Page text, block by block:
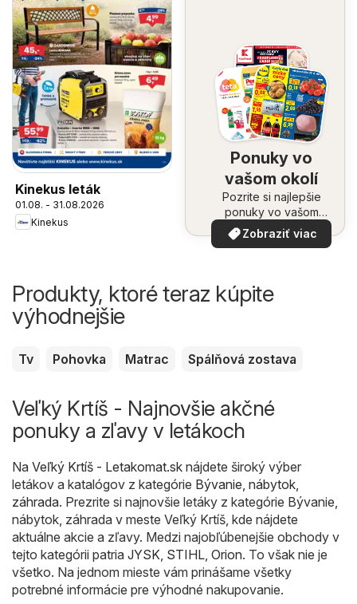
Kinekus leták
01.08. - 31.08.2026
Kinekus
Ponuky vo
vašom okolí
Pozrite si najlepšie
ponuky vo vašom
okolí
Zobraziť viac
Produkty, ktoré teraz kúpite
výhodnejšie
Tv Pohovka Matrac Spálňová zostava
Veľký Krtíš - Najnovšie akčné
ponuky a zľavy v letákoch
Na Veľký Krtíš - Letakomat.sk nájdete široký výber
letákov a katalógov z kategórie Bývanie, nábytok,
záhrada. Prezrite si najnovšie letáky z kategórie Bývanie,
nábytok, záhrada v meste Veľký Krtíš, kde nájdete
aktuálne akcie a zľavy. Medzi najobľúbenejšie obchody v
tejto kategórii patria JYSK, STIHL, Orion. To však nie je
všetko. Na jednom mieste vám prinášame všetky
potrebné informácie pre výhodné nakupovanie.